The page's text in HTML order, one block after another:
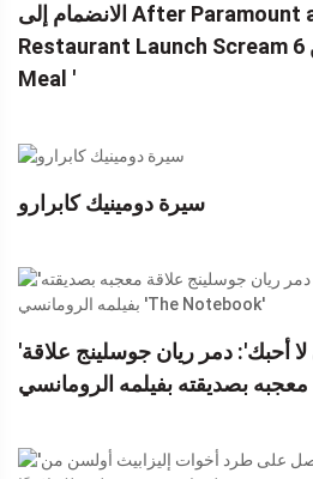
الانضمام إلى After Paramount and Chain
Restaurant Launch Scream 6 المستوحى من' Stabby
Meal '
سيرة دومينيك كابرارو
'لكن هذا لا يعني أنني لا أحبك': دمر ريان جوسلينج علاقة